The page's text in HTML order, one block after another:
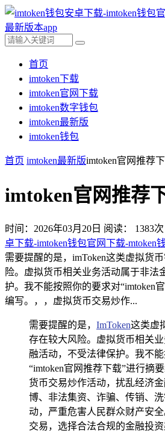
首页
imtoken下载
imtoken官网下载
imtoken数字钱包
imtoken最新版
imtoken钱包
首页 imtoken最新版imtoken官网推荐
imtoken官网推荐
时间：2026年03月20日 阅读： 1383次
卓下载-imtoken钱包官网下载-mtoken
需要提醒的是，imToken这类虚拟货
险。虚拟货币相关业务活动属于非法
护。我不能按照你的要求对“imtoken
编写。，，虚拟货币交易炒作...
需要提醒的是， ImToken这类虚
存在较大风险。虚拟货币相关
融活动，不受法律保护。我不
“imtoken官网推荐下载”进行摘
货币交易炒作活动，扰乱经济
博、非法集资、诈骗、传销、
动，严重危害人民群众财产安
交易，选择合法合规的金融投资